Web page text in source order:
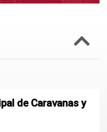
de Caravanas y